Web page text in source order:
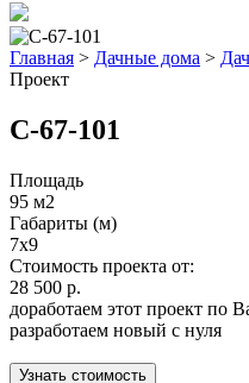
Главная > Дачные дома >
Проект
С-67-101
Площадь
95 м2
Габариты (м)
7x9
Стоимость проекта от:
28 500 р.
доработаем этот проект по
разработаем новый с нуля
Узнать стоимость